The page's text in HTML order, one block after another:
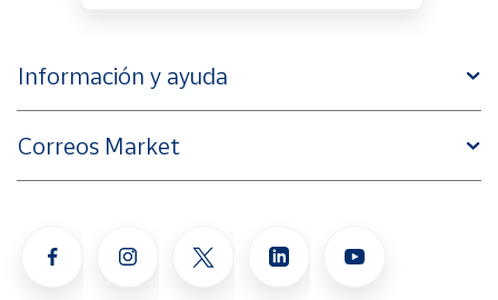
Información y ayuda
Correos Market